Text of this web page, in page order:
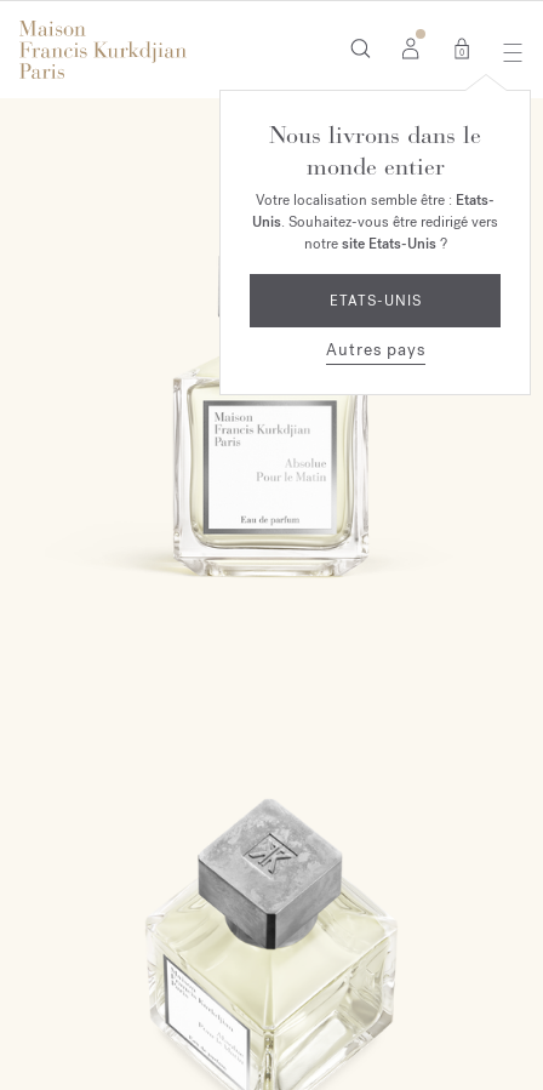
0
Nous livrons dans le
monde entier
Votre localisation semble être : Etats-
Unis. Souhaitez-vous être redirigé vers
notresite Etats-Unis?
ETATS-UNIS
Autres pays
EXCLUSIVITÉ MAISON